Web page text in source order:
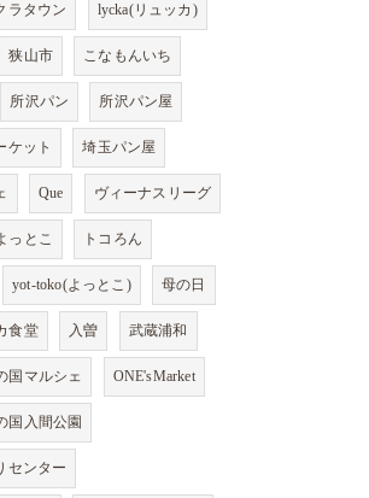
ラタウン lycka(リュッカ)
狭山市 こなもんいち
所沢パン 所沢パン屋
ケット 埼玉パン屋
Que ヴィーナスリーグ
っとこ トコろん
yot-toko(よっとこ) 母の日
食堂 入曽 武蔵浦和
国マルシェ ONE'sMarket
国入間公園
センター